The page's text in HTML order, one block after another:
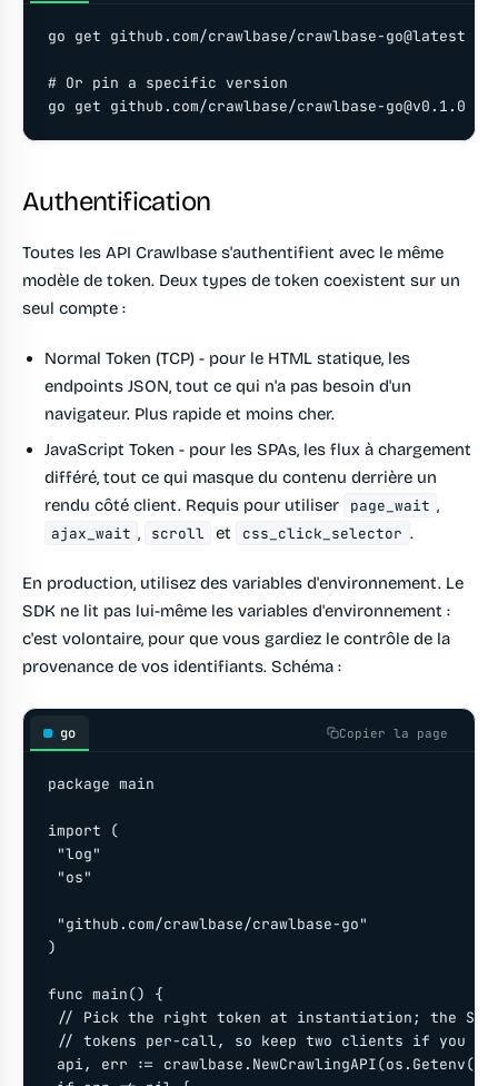
go get github.com/crawlbase/crawlbase-go@latest
# Or pin a specific version
go get github.com/crawlbase/crawlbase-go@v0.1.0
Authentification
Toutes les API Crawlbase s'authentifient avec le même
modèle de token. Deux types de token coexistent sur un
seul compte :
Normal Token (TCP) - pour le HTML statique, les
endpoints JSON, tout ce qui n'a pas besoin d'un
navigateur. Plus rapide et moins cher.
JavaScript Token - pour les SPAs, les flux à chargement
différé, tout ce qui masque du contenu derrière un
rendu côté client. Requis pour utiliser
page_wait ,
ajax_wait , scroll et css_click_selector .
En production, utilisez des variables d'environnement. Le
SDK ne lit pas lui-même les variables d'environnement :
c'est volontaire, pour que vous gardiez le contrôle de la
provenance de vos identifiants. Schéma :
go Copier la page
package main
import (
"log"
"os"
"github.com/crawlbase/crawlbase-go"
)
func main() {
// Pick the right token at instantiation; the SDK
// tokens per-call, so keep two clients if you
api, err :=